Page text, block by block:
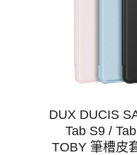
DUX DUCIS
Tab S9 /
TOBY 筆槽皮